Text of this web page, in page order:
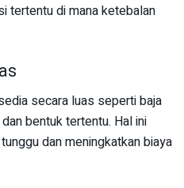
tertentu di mana ketebalan
secara luas seperti baja
bentuk tertentu. Hal ini
dan meningkatkan biaya